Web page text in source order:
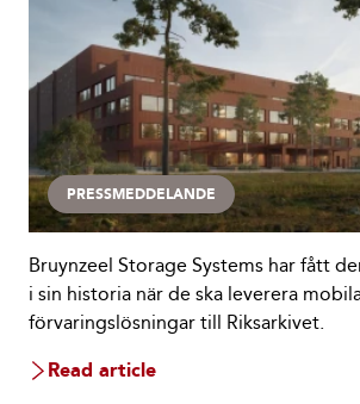
PRESSMEDDELANDE
Bruynzeel Storage Systems har fått
i sin historia när de ska leverera
förvaringslösningar till Riksarkivet.
Read article